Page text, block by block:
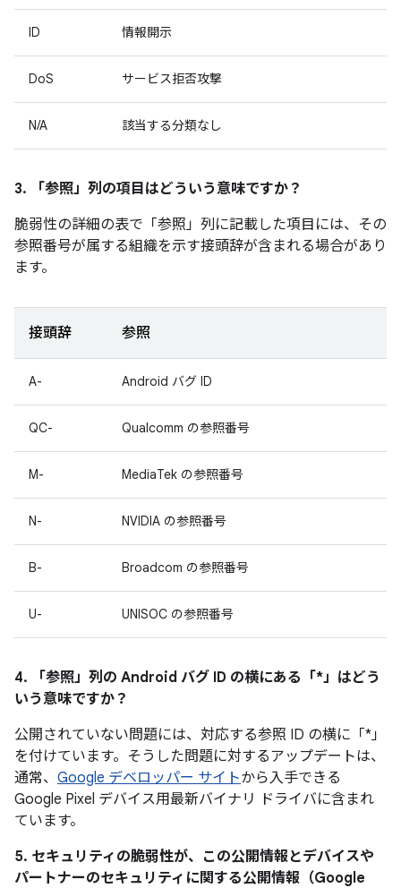
ID 情報開示
DoS サービス拒否攻撃
N/A 該当する分類なし
3. 「参照」 列の項目はどういう意味ですか？
脆弱性の詳細の表で「参照」 列に記載した項目には、その
参照番号が属する組織を示す接頭辞が含まれる場合があり
ます。
接頭辞 参照
A- Android バグ ID
QC- Qualcomm の参照番号
M- MediaTek の参照番号
N- NVIDIA の参照番号
B- Broadcom の参照番号
U- UNISOC の参照番号
4. 「参照」 列の Android バグ ID の横にある「*」はどう
いう意味ですか？
公開されていない問題には、対応する参照 ID の横に「*」
を付けています。そうした問題に対するアップデートは、
通常、 Google デベロッパー サイトから入手できる
Google Pixel デバイス用最新バイナリ ドライバに含まれ
ています。
5. セキュリティの脆弱性が、この公開情報とデバイスや
パートナーのセキュリティに関する公開情報（Google